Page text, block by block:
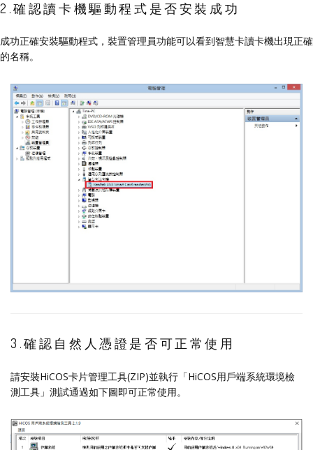
2.確認讀卡機驅動程式是否安裝成功
成功正確安裝驅動程式，裝置管理員功能可以看到智慧卡讀卡機出現正確
的名稱。
3.確認自然人憑證是否可正常使用
請安裝HiCOS卡片管理工具(ZIP)並執行「HiCOS用戶端系統環境檢
測工具」測試通過如下圖即可正常使用。